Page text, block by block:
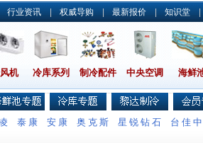
行业资讯 | 权威导购 | 最新报价 | 知识堂 |
机 冷库系列 制冷配件 中央空调 海鲜
泰康 安康 奥克斯 星锐钻石 台佳